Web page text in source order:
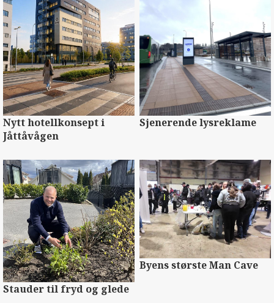
Nytt hotellkonsept i
Jåttåvågen
Sjenerende lysreklame
Stauder til fryd og glede
Byens største Man Cave